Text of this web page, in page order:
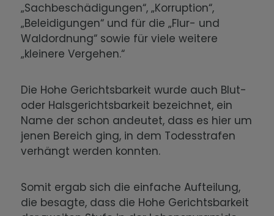
„Sachbeschädigungen“, „Korruption“,
„Beleidigungen“ und für die „Flur- und
Waldordnung“ sowie für viele weitere
„kleinere Vergehen.“
Die Hohe Gerichtsbarkeit wurde auch Blut-
oder Halsgerichtsbarkeit bezeichnet, ein
Name der schon andeutet, dass es hier um
jenen Bereich ging, in dem Todesstrafen
verhängt werden konnten.
Somit ergab sich die einfache Aufteilung,
die besagte, dass die Hohe Gerichtsbarkeit